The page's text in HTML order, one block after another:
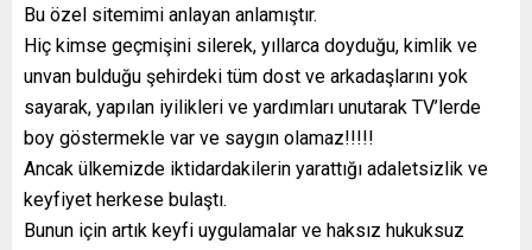
Bu özel sitemimi anlayan anlamıştır.
Hiç kimse geçmişini silerek, yıllarca doyduğu, kimlik ve
unvan bulduğu şehirdeki tüm dost ve arkadaşlarını yok
sayarak, yapılan iyilikleri ve yardımları unutarak TV’lerde
boy göstermekle var ve saygın olamaz!!!!!
Ancak ülkemizde iktidardakilerin yarattığı adaletsizlik ve
keyfiyet herkese bulaştı.
Bunun için artık keyfi uygulamalar ve haksız hukuksuz